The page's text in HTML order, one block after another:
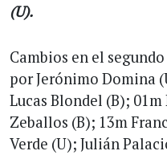
(U).
Cambios en el
por Jerónimo Domina
Lucas Blondel (B);
Zeballos (B); 13m
Verde (U); Julián